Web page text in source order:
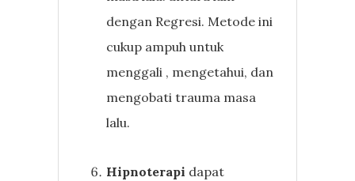
dengan Regresi. Metode ini
cukup ampuh untuk
menggali , mengetahui, dan
mengobati trauma masa
lalu.
Hipnoterapi dapat